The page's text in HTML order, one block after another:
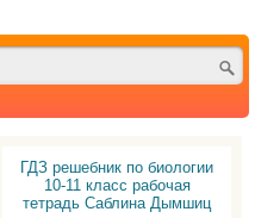
ГДЗ решебник по биологии
10-11 класс рабочая
тетрадь Саблина Дымшиц